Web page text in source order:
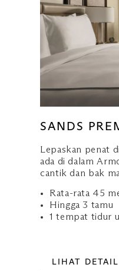
SANDS
Lepaskan penat
ada di dalam
cantik dan bak
Rata-rata 45
Hingga 3 tamu
1 tempat tidur
LIHAT DETAIL